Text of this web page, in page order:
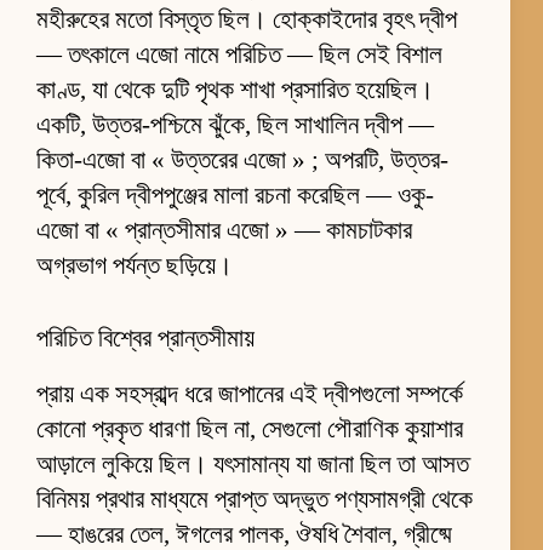
মহীরুহের মতো বিস্তৃত ছিল। হোক্কাইদোর বৃহৎ দ্বীপ
— তৎকালে এজো নামে পরিচিত — ছিল সেই বিশাল
কাণ্ড, যা থেকে দুটি পৃথক শাখা প্রসারিত হয়েছিল।
একটি, উত্তর-পশ্চিমে ঝুঁকে, ছিল সাখালিন দ্বীপ —
কিতা-এজো বা « উত্তরের এজো » ; অপরটি, উত্তর-
পূর্বে, কুরিল দ্বীপপুঞ্জের মালা রচনা করেছিল — ওকু-
এজো বা « প্রান্তসীমার এজো » — কামচাটকার
অগ্রভাগ পর্যন্ত ছড়িয়ে।
পরিচিত বিশ্বের প্রান্তসীমায়
প্রায় এক সহস্রাব্দ ধরে জাপানের এই দ্বীপগুলো সম্পর্কে
কোনো প্রকৃত ধারণা ছিল না, সেগুলো পৌরাণিক কুয়াশার
আড়ালে লুকিয়ে ছিল। যৎসামান্য যা জানা ছিল তা আসত
বিনিময় প্রথার মাধ্যমে প্রাপ্ত অদ্ভুত পণ্যসামগ্রী থেকে
— হাঙরের তেল, ঈগলের পালক, ঔষধি শৈবাল, গ্রীষ্মে